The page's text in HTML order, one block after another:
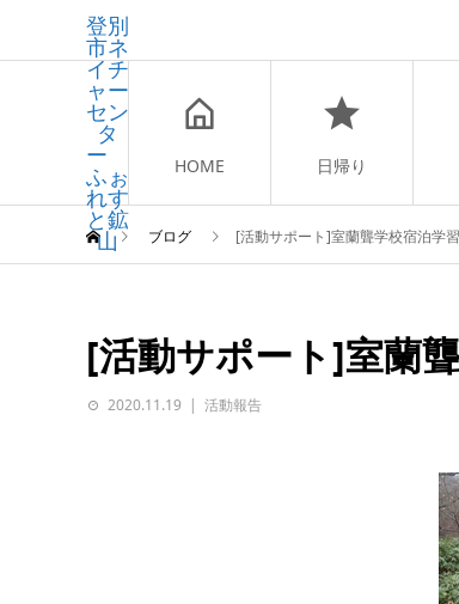
登別
市ネ
イチ
ャー
セン
タ
ー
ふぉ
れす
と鉱
山
HOME 日帰り
ブログ [活動サポート]室蘭聾学校宿泊学
[活動サポート]室蘭
2020.11.19 活動報告